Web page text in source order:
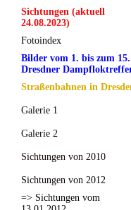
Sichtungen (aktuell
24.08.2023)
Fotoindex
Bilder vom 1. bis zum 15.
Dresdner
Straßenbahnen in
Galerie 1
Galerie 2
Sichtungen von 2010
Sichtungen von 2012
=> Sichtungen vom